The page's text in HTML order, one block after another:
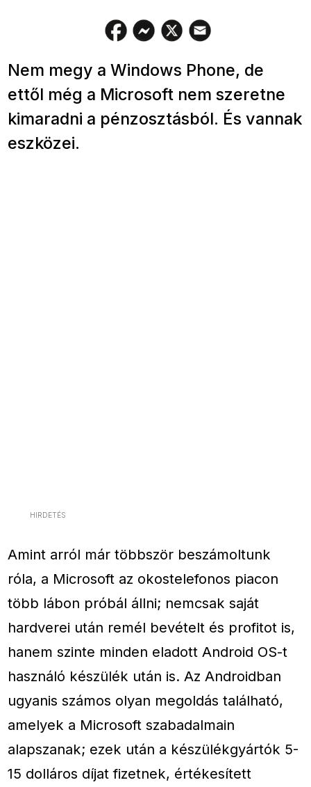
Nem megy a Windows Phone, de
ettől még a Microsoft nem szeretne
kimaradni a pénzosztásból. És vannak
eszközei.
HIRDETÉS
Amint arról már többször beszámoltunk
róla, a Microsoft az okostelefonos piacon
több lábon próbál állni; nemcsak saját
hardverei után remél bevételt és profitot is,
hanem szinte minden eladott Android OS-t
használó készülék után is. Az Androidban
ugyanis számos olyan megoldás található,
amelyek a Microsoft szabadalmain
alapszanak; ezek után a készülékgyártók 5-
15 dolláros díjat fizetnek, értékesített